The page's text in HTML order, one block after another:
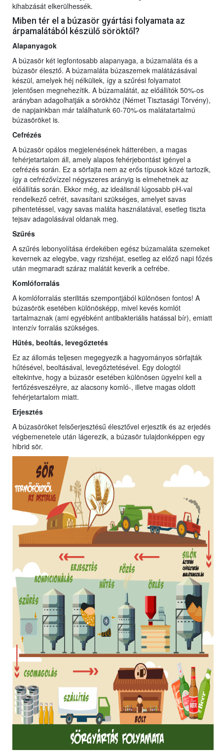
kihabzását elkerülhessék.
Miben tér el a búzasör gyártási folyamata az
árpamalátából készülő söröktől?
Alapanyagok
A búzasör két legfontosabb alapanyaga, a búzamaláta és a
búzasör élesztő. A búzamaláta búzaszemek malátázásával
készül, amelyek héj nélküliek, így a szűrési folyamatot
jelentősen megnehezítik. A búzamalátát, az előállítók 50%-os
arányban adagolhatják a sörökhöz (Német Tisztasági Törvény),
de napjainkban már találhatunk 60-70%-os malátatartalmú
búzasöröket is.
Cefrézés
A búzasör opálos megjelenésének hátterében, a magas
fehérjetartalom áll, amely alapos fehérjebontást igényel a
cefrézés során. Ez a sörfajta nem az erős típusok közé tartozik,
így a cefrézővízzel négyszeres arányig is elmehetnek az
előállítás során. Ekkor még, az ideálisnál lúgosabb pH-val
rendelkező cefrét, savasítani szükséges, amelyet savas
pihentetéssel, vagy savas maláta használatával, esetleg tiszta
tejsav adagolásával oldanak meg.
Szűrés
A szűrés lebonyolítása érdekében egész búzamaláta szemeket
kevernek az elegybe, vagy rizshéjat, esetleg az előző napi főzés
után megmaradt száraz malátát keverik a cefrébe.
Komlóforralás
A komlóforralás sterilitás szempontjából különösen fontos! A
búzasörök esetében különösképp, mivel kevés komlót
tartalmaznak (ami egyébként antibakteriális hatással bír), emiatt
intenzív forralás szükséges.
Hűtés, beoltás, levegőztetés
Ez az állomás teljesen megegyezik a hagyományos sörfajták
hűtésével, beoltásával, levegőztetésével. Egy dologtól
eltekintve, hogy a búzasör esetében különösen ügyelni kell a
fertőzésveszélyre, az alacsony komló-, illetve magas oldott
fehérjetartalom miatt.
Erjesztés
A búzasöröket felsőerjesztésű élesztővel erjesztik és az erjedés
végbemenetele után lágerezik, a búzasör tulajdonképpen egy
hibrid sör.